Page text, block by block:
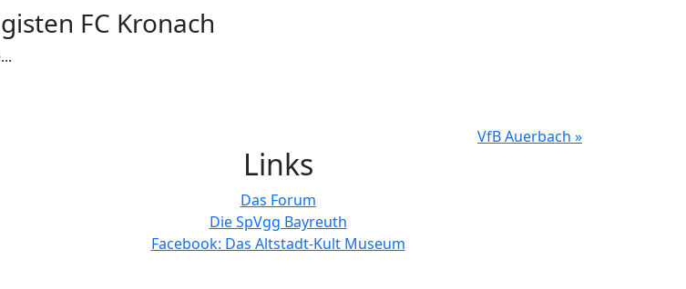
FC Kronach
VfB Auerbach »
Links
Das Forum
Die SpVgg Bayreuth
Facebook: Das Altstadt-Kult Museum